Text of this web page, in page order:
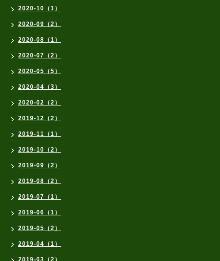
2020-10（1）
2020-09（2）
2020-08（1）
2020-07（2）
2020-05（5）
2020-04（3）
2020-02（2）
2019-12（2）
2019-11（1）
2019-10（2）
2019-09（2）
2019-08（2）
2019-07（1）
2019-06（1）
2019-05（2）
2019-04（1）
2019-03（2）